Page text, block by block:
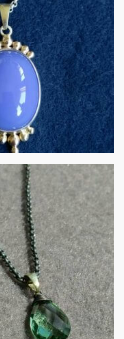
in zilver
goud
INFORMATIE
in goud
zilver
115.00